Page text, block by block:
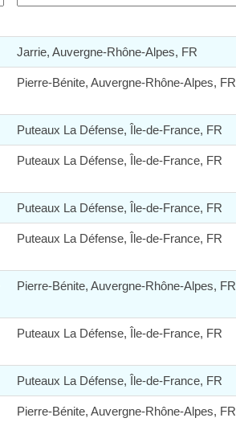
Jarrie, Auvergne-Rhône-Alpes, FR
Pierre-Bénite, Auvergne-Rhône-Alpes, FR
Puteaux La Défense, Île-de-France, FR
Puteaux La Défense, Île-de-France, FR
Puteaux La Défense, Île-de-France, FR
Puteaux La Défense, Île-de-France, FR
Pierre-Bénite, Auvergne-Rhône-Alpes, FR
Puteaux La Défense, Île-de-France, FR
Puteaux La Défense, Île-de-France, FR
Pierre-Bénite, Auvergne-Rhône-Alpes, FR